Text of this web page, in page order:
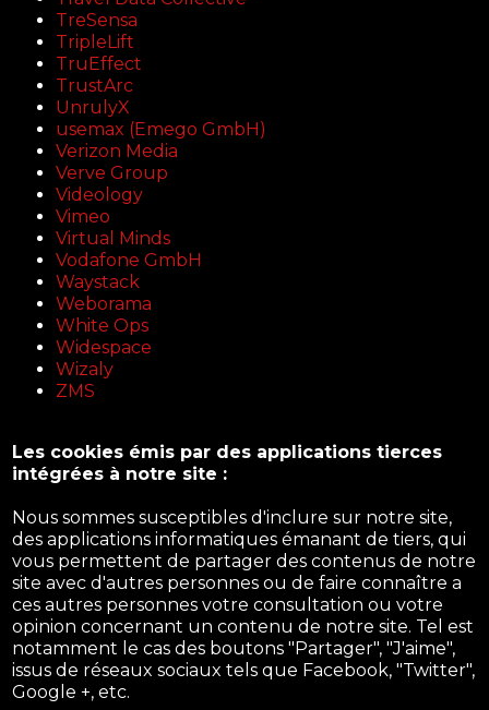
TreSensa
TripleLift
TruEffect
TrustArc
UnrulyX
usemax (Emego GmbH)
Verizon Media
Verve Group
Videology
Vimeo
Virtual Minds
Vodafone GmbH
Waystack
Weborama
White Ops
Widespace
Wizaly
ZMS
Les cookies émis par des applications tierces
intégrées à notre site :
Nous sommes susceptibles d'inclure sur notre site,
des applications informatiques émanant de tiers, qui
vous permettent de partager des contenus de notre
site avec d'autres personnes ou de faire connaître a
ces autres personnes votre consultation ou votre
opinion concernant un contenu de notre site. Tel est
notamment le cas des boutons "Partager", "J'aime",
issus de réseaux sociaux tels que Facebook, "Twitter",
Google +, etc.